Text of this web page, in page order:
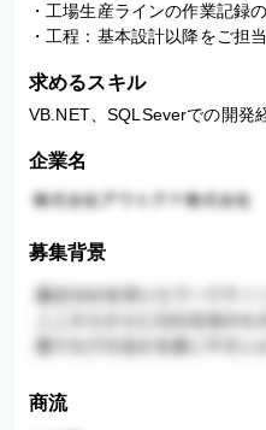
・工場生産ラインの作業記録
・工程：基本設計以降をご担当
求めるスキル
VB.NET、SQLSeverでの開発
企業名
募集背景
商流